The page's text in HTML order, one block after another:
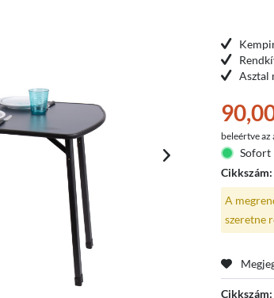
Asztal
beleértve az
Sofort
Cikkszám:
A
szeretne
Cikkszám: